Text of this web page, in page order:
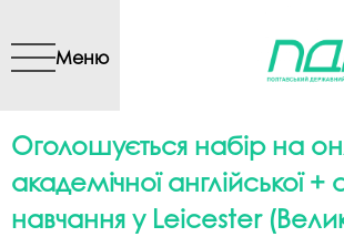
вмісту
Меню
Оголошується набір на
академічної англійської
навчання у Leicester